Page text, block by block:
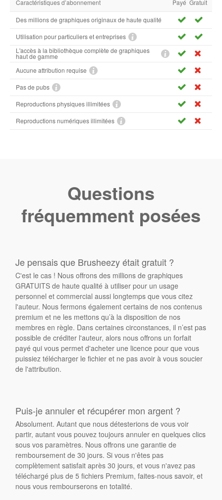
Caractéristiques d’abonnement Payé Gratuit
Des millions de graphiques originaux de haute qualité
Utilisation pour particuliers et entreprises
L'accès à la bibliothèque complète de graphiques
haut de gamme
Aucune attribution requise
Pas de pubs
Reproductions physiques illimitées
Reproductions numériques illimitées
Questions
fréquemment posées
Je pensais que Brusheezy était gratuit ?
C'est le cas ! Nous offrons des millions de graphiques
GRATUITS de haute qualité à utiliser pour un usage
personnel et commercial aussi longtemps que vous citez
l'auteur. Nous fermons également certains de nos contenus
premium et ne les mettons qu’à la disposition de nos
membres en règle. Dans certaines circonstances, il n’est pas
possible de créditer l'auteur, alors nous offrons un forfait
payé qui vous permet d'acheter une licence pour que vous
puissiez télécharger le fichier et ne pas avoir à vous soucier
de l'attribution.
Puis-je annuler et récupérer mon argent ?
Absolument. Autant que nous détesterions de vous voir
partir, autant vous pouvez toujours annuler en quelques clics
sous vos paramètres. Nous offrons une garantie de
remboursement de 30 jours. Si vous n'êtes pas
complètement satisfait après 30 jours, et vous n'avez pas
téléchargé plus de 5 fichiers Premium, faites-nous savoir, et
nous vous rembourserons en totalité.